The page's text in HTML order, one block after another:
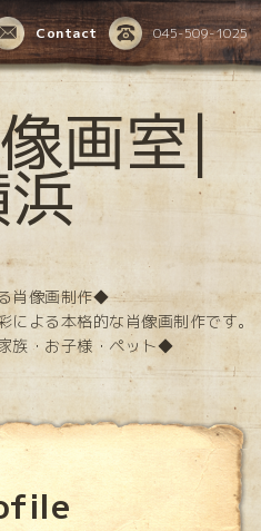
045-509-1025
Contact
画室|
肖像画制作◆
よる本格的な肖像画制作です。
族・お子様・ペット◆